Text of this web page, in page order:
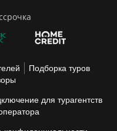
Подборка туров
для турагентств